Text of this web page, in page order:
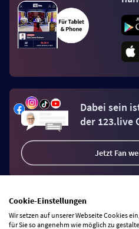
Dabei sein
der 123.live
Jetzt Fan
Vertrag widerrufen
Cookie-Einstellungen
Wir setzen auf unserer Webseite Cookies
für Sie so angenehm wie möglich zu